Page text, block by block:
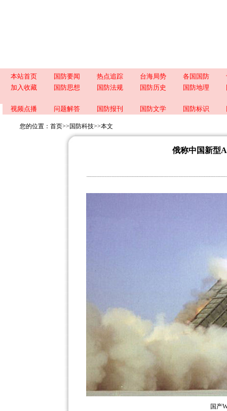
本站首页 国防要闻 热点追踪 台海局势 各国国防
加入收藏
国防思想 国防法规 国防历史 国防地理
视频点播 问题解答 国防报刊 国防文学 国防标识
您的位置： 首页>> 国防科技>>本文
俄称中国新型
国产